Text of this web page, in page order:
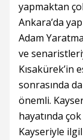
yapmaktan
Ankara’da
Adam
ve
Kısakürek’in
sonrasında da
önemli.
hayatında
Kayseriyle